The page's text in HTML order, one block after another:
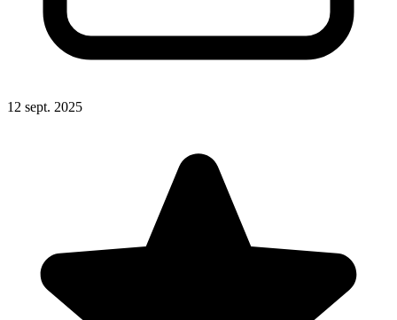
12 sept. 2025